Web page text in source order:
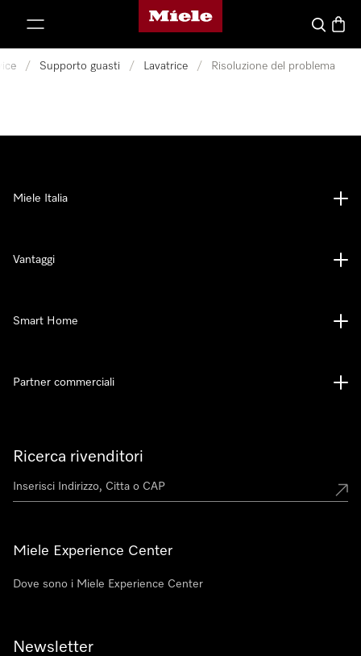
Homepage di Miele
Cerca
/ Supporto guasti / Lavatrice / Risoluzione del problema
Ricerca rivenditori
Miele Experience Center
Dove sono i Miele Experience Center
Newsletter
Miele Italia
Vantaggi
Smart Home
Partner commerciali